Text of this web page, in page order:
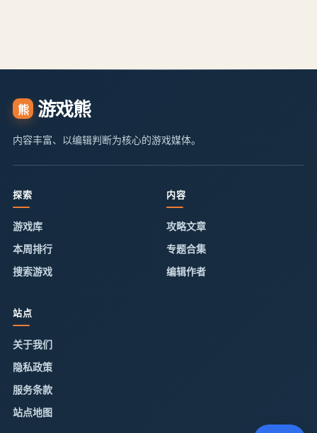
熊 游戏熊
内容丰富、以编辑判断为核心的游戏媒体。
探索
游戏库
本周排行
搜索游戏
内容
攻略文章
专题合集
编辑作者
站点
关于我们
隐私政策
服务条款
站点地图